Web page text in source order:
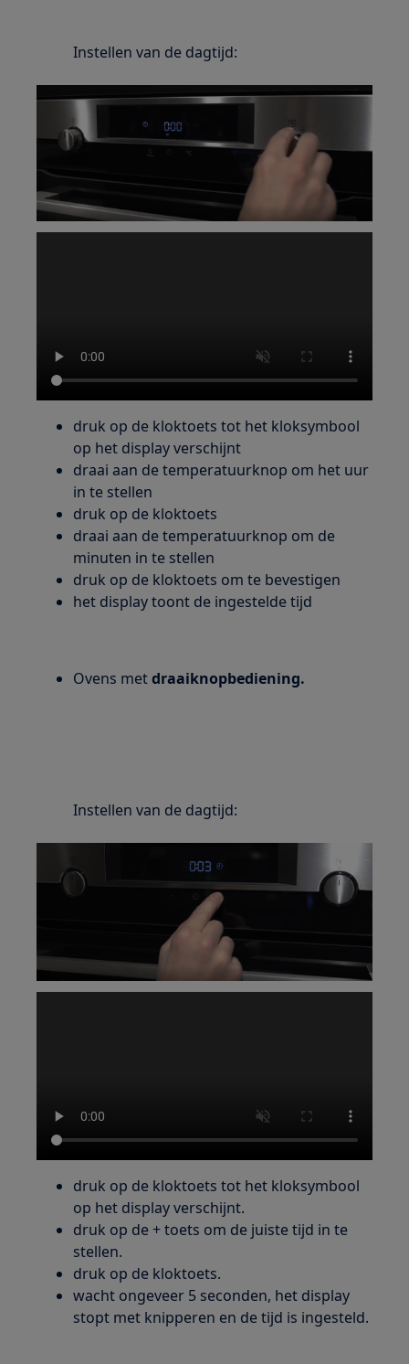
Instellen van de dagtijd:
druk op de kloktoets tot het kloksymbool
op het display verschijnt
draai aan de temperatuurknop om het uur
in te stellen
druk op de kloktoets
draai aan de temperatuurknop om de
minuten in te stellen
druk op de kloktoets om te bevestigen
het display toont de ingestelde tijd
Ovens metdraaiknopbediening.
Instellen van de dagtijd:
druk op de kloktoets tot het kloksymbool
op het display verschijnt.
druk op de + toets om de juiste tijd in te
stellen.
druk op de kloktoets.
wacht ongeveer 5 seconden, het display
stopt met knipperen en de tijd is ingesteld.